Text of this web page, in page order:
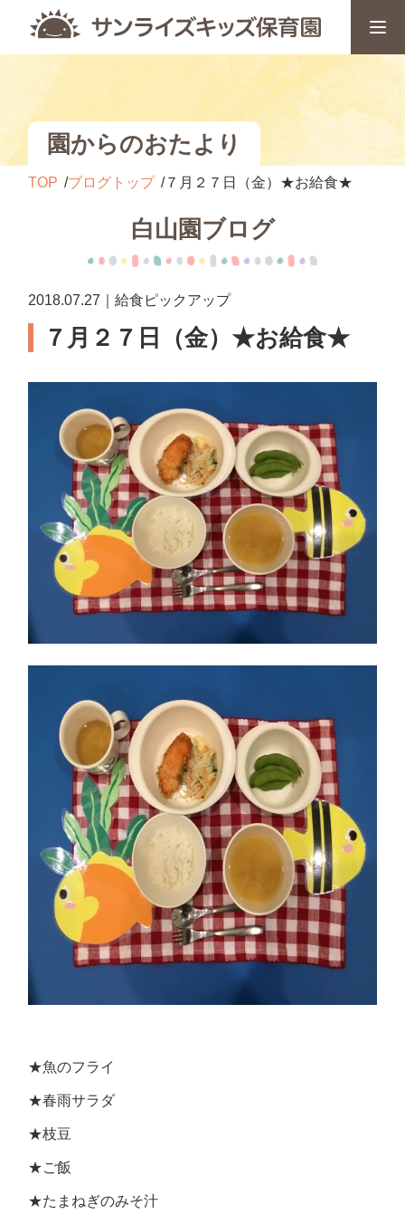
園からのおたより
TOP ブログトップ ７月２７日（金）★お給食★
白山園ブログ
2018.07.27｜給食ピックアップ
７月２７日（金）★お給食★
★魚のフライ
★春雨サラダ
★枝豆
★ご飯
★たまねぎのみそ汁